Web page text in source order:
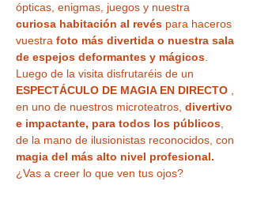
ópticas, enigmas, juegos y nuestra
curiosa habitación al revés para haceros
vuestra foto más divertida o nuestra sala
de espejos deformantes y mágicos
Luego de la visita disfrutaréis de un
ESPECTÁCULO DE MAGIA EN DIRECTO
en uno de nuestros microteatros, divertivo
e impactante, para todos los públicos
de la mano de ilusionistas reconocidos, con
magia del más alto nivel profesional.
¿Vas a creer lo que ven tus ojos?